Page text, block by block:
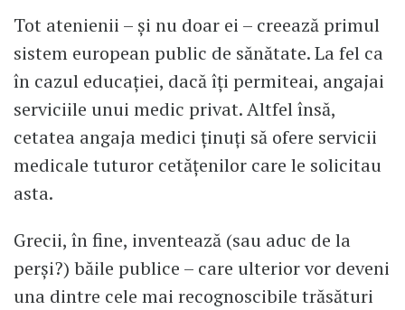
Tot atenienii – și nu doar ei – creează primul
sistem european public de sănătate. La fel ca
în cazul educației, dacă îți permiteai, angajai
serviciile unui medic privat. Altfel însă,
cetatea angaja medici ținuți să ofere servicii
medicale tuturor cetățenilor care le solicitau
asta.
Grecii, în fine, inventează (sau aduc de la
perși?) băile publice – care ulterior vor deveni
una dintre cele mai recognoscibile trăsături